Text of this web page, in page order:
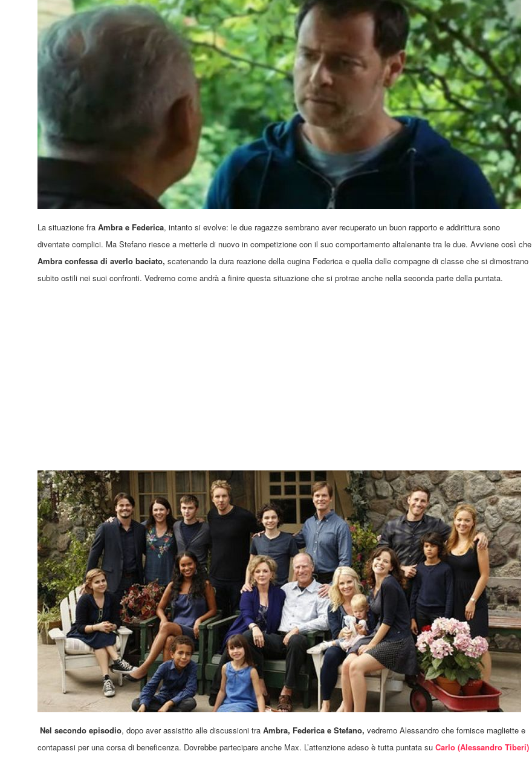
La situazione fra Ambra e Federica, intanto si evolve: le due ragazze sembrano aver recuperato un buon rapporto e addirittura sono
diventate complici. Ma Stefano riesce a metterle di nuovo in competizione con il suo comportamento altalenante tra le due. Avviene così che
Ambra confessa di averlo baciato, scatenando la dura reazione della cugina Federica e quella delle compagne di classe che si dimostrano
subito ostili nei suoi confronti. Vedremo come andrà a finire questa situazione che si protrae anche nella seconda parte della puntata.
Nel secondo episodio, dopo aver assistito alle discussioni traAmbra, Federica e Stefano, vedremoAlessandroche fornisce magliette e
contapassi per una corsa di beneficenza. Dovrebbe partecipare anche Max. L’attenzione adeso è tutta puntata su Carlo (Alessandro Tiberi)